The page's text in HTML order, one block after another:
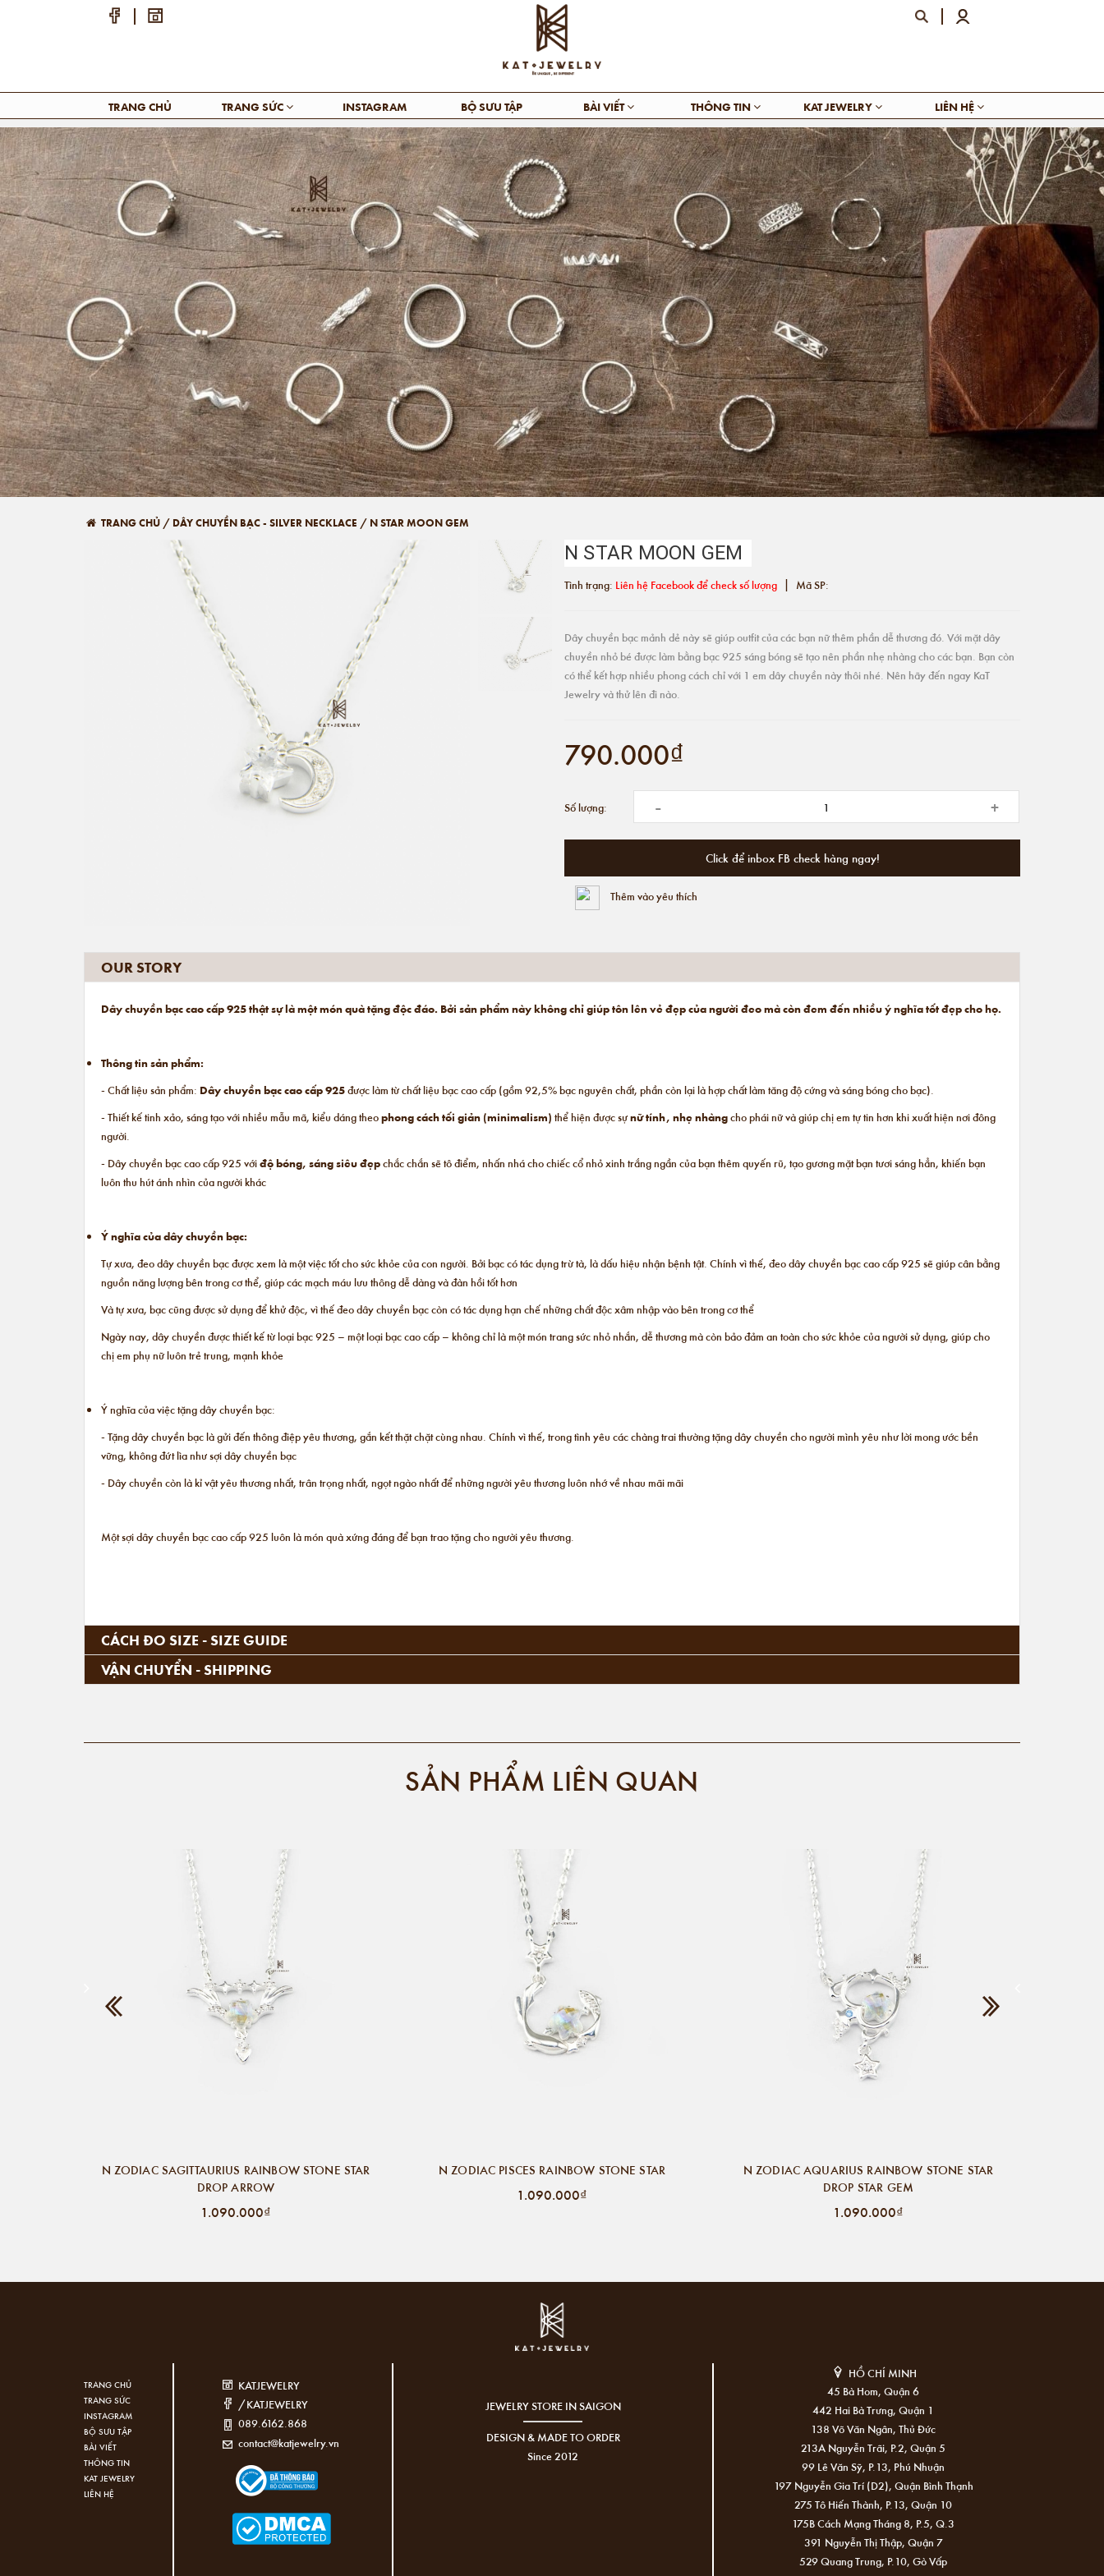
TRANG CHỦ TRANG SỨC INSTAGRAM BỘ SƯU TẬP BÀI VIẾT THÔNG TIN KAT JEWELRY LIÊN HỆ
TRANG CHỦ / DÂY CHUYỀN BẠC - SILVER NECKLACE / N STAR MOON GEM
N STAR MOON GEM
Tình trạng: Liên hệ Facebook để check số lượng | Mã SP:
Dây chuyền bạc mảnh dẻ này sẽ giúp outfit của các bạn nữ thêm phần dễ thương đó. Với mặt dây
chuyền nhỏ bé được làm bằng bạc 925 sáng bóng sẽ tạo nên phần nhẹ nhàng cho các bạn. Bạn còn
có thể kết hợp nhiều phong cách chỉ với 1 em dây chuyền này thôi nhé. Nên hãy đến ngay KaT
Jewelry và thử lên đi nào.
790.000₫
Số lượng: - +
Click để inbox FB check hàng ngay!
Thêm vào yêu thích
OUR STORY
Dây chuyền bạc cao cấp 925 thật sự là một món quà tặng độc đáo. Bởi sản phẩm này không chỉ giúp tôn lên vẻ đẹp của người đeo mà còn đem đến nhiều ý nghĩa tốt đẹp cho họ.
Thông tin sản phẩm:
- Chất liệu sản phẩm: Dây chuyền bạc cao cấp 925được làm từ chất liệu bạc cao cấp (gồm 92,5% bạc nguyên chất, phần còn lại là hợp chất làm tăng độ cứng và sáng bóng cho bạc).
- Thiết kế tinh xảo, sáng tạo với nhiều mẫu mã, kiểu dáng theophong cách tối giản (minimalism)thể hiện được sựnữ tính, nhẹ nhàngcho phái nữ và giúp chị em tự tin hơn khi xuất hiện nơi đông
người.
- Dây chuyền bạc cao cấp 925 vớiđộ bóng, sáng siêu đẹpchắc chắn sẽ tô điểm, nhấn nhá cho chiếc cổ nhỏ xinh trắng ngần của bạn thêm quyến rũ, tạo gương mặt bạn tươi sáng hẳn, khiến bạn
luôn thu hút ánh nhìn của người khác
Ý nghĩa của dây chuyền bạc:
Tự xưa, đeo dây chuyền bạc được xem là một việc tốt cho sức khỏe của con người. Bởi bạc có tác dụng trừ tà, là dấu hiệu nhận bệnh tật. Chính vì thế, đeo dây chuyền bạc cao cấp 925 sẽ giúp cân bằng
nguồn năng lượng bên trong cơ thể, giúp các mạch máu lưu thông dễ dàng và đàn hồi tốt hơn
Và tự xưa, bạc cũng được sử dụng để khử độc, vì thế đeo dây chuyền bạc còn có tác dụng hạn chế những chất độc xâm nhập vào bên trong cơ thể
Ngày nay, dây chuyền được thiết kế từ loại bạc 925 – một loại bạc cao cấp – không chỉ là một món trang sức nhỏ nhắn, dễ thương mà còn bảo đảm an toàn cho sức khỏe của người sử dụng, giúp cho
chị em phụ nữ luôn trẻ trung, mạnh khỏe
Ý nghĩa của việc tặng dây chuyền bạc:
- Tặng dây chuyền bạc là gửi đến thông điệp yêu thương, gắn kết thặt chặt cùng nhau. Chính vì thế, trong tình yêu các chàng trai thường tặng dây chuyền cho người mình yêu như lời mong ước bền
vững, không đứt lìa như sợi dây chuyền bạc
- Dây chuyền còn là kỉ vật yêu thương nhất, trân trọng nhất, ngọt ngào nhất để những người yêu thương luôn nhớ về nhau mãi mãi
Một sợi dây chuyền bạc cao cấp 925 luôn là món quà xứng đáng để bạn trao tặng cho người yêu thương.
CÁCH ĐO SIZE - SIZE GUIDE
VẬN CHUYỂN - SHIPPING
SẢN PHẨM LIÊN QUAN
N ZODIAC SAGITTAURIUS RAINBOW STONE STAR
DROP ARROW
1.090.000₫
N ZODIAC PISCES RAINBOW STONE STAR
1.090.000₫
N ZODIAC AQUARIUS RAINBOW STONE STAR
DROP STAR GEM
1.090.000₫
TRANG CHỦ
TRANG SỨC
INSTAGRAM
BỘ SƯU TẬP
BÀI VIẾT
THÔNG TIN
KAT JEWELRY
LIÊN HỆ
KATJEWELRY
/KATJEWELRY
089.6162.868
contact@katjewelry.vn
JEWELRY STORE IN SAIGON
DESIGN & MADE TO ORDER
Since 2012
HỒ CHÍ MINH
45 Bà Hom, Quận 6
442 Hai Bà Trưng, Quận 1
138 Võ Văn Ngân, Thủ Đức
213A Nguyễn Trãi, P.2, Quận 5
99 Lê Văn Sỹ, P.13, Phú Nhuận
197 Nguyễn Gia Trí (D2), Quận Bình Thạnh
275 Tô Hiến Thành, P.13, Quận 10
175B Cách Mạng Tháng 8, P.5, Q.3
391 Nguyễn Thị Thập, Quận 7
529 Quang Trung, P.10, Gò Vấp